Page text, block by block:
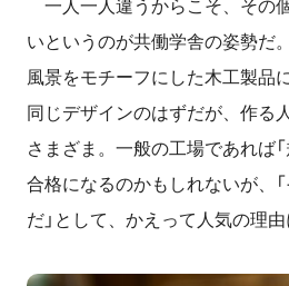
一人一人違うからこそ、その
いというのが共働学舎の姿勢だ
風景をモチーフにした木工製品
同じデザインのはずだが、作る
さまざま。一般の工場であれば
合格になるのかもしれないが、
だ」として、かえって人気の理